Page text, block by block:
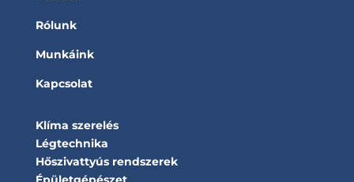
Rólunk
Munkáink
Kapcsolat
Klíma szerelés
Légtechnika
Hőszivattyús rendszerek